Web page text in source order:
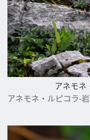
アネモネ
アネモネ・ルピコラ-